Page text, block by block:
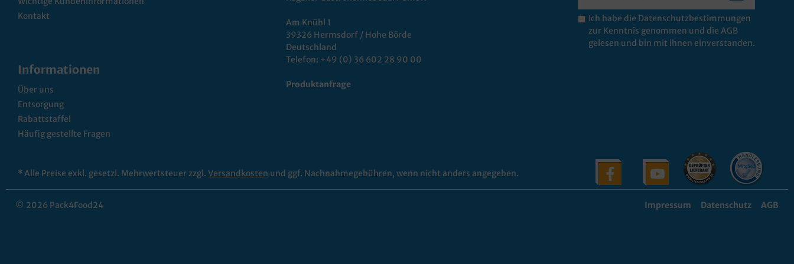
Kontakt
Informationen
Über uns
Entsorgung
Rabattstaffel
Häufig gestellte Fragen
Am Knühl 1
39326 Hermsdorf / Hohe Börde
Deutschland
Telefon: +49 (0) 36 602 28 90 00
Produktanfrage
Ich habe die Datenschutzbestimmungen
zur Kenntnis genommen und die AGB
gelesen und bin mit ihnen einverstanden.
* Alle Preise exkl. gesetzl. Mehrwertsteuer zzgl. Versandkosten und ggf. Nachnahmegebühren, wenn nicht anders angegeben.
© 2026 Pack4Food24 Impressum Datenschutz AGB